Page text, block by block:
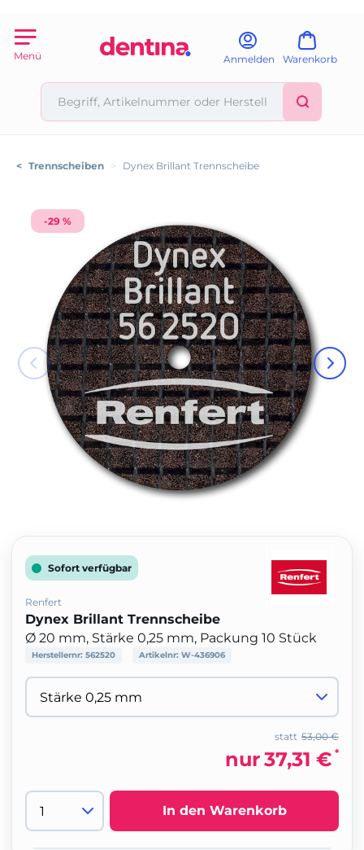
Menü Anmelden Warenkorb
< Trennscheiben > Dynex Brillant Trennscheibe
-29 %
Sofort verfügbar
Renfert
Dynex Brillant Trennscheibe
Ø 20 mm, Stärke 0,25 mm, Packung 10 Stück
Herstellernr: 562520 Artikelnr: W-436906
53,00 €
statt
nur37,31 € *
In den Warenkorb